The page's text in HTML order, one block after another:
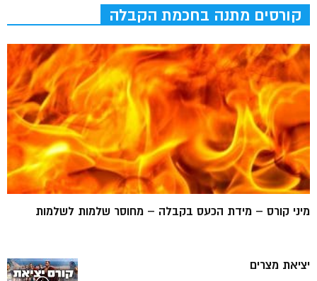
קורסים מתנה בחכמת הקבלה
מיני קורס – מידת הכעס בקבלה – מחוסר שלמות לשלמות
יציאת מצרים